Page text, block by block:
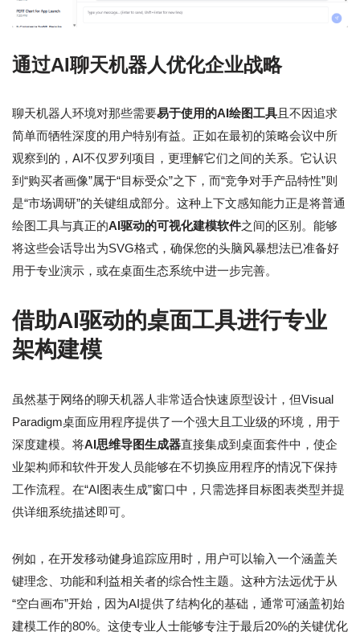
通过AI聊天机器人优化企业战略
聊天机器人环境对那些需要易于使用的AI绘图工具且不因追求
简单而牺牲深度的用户特别有益。正如在最初的策略会议中所
观察到的，AI不仅罗列项目，更理解它们之间的关系。它认识
到“购买者画像”属于“目标受众”之下，而“竞争对手产品特性”则
是“市场调研”的关键组成部分。这种上下文感知能力正是将普通
绘图工具与真正的AI驱动的可视化建模软件之间的区别。能够
将这些会话导出为SVG格式，确保您的头脑风暴想法已准备好
用于专业演示，或在桌面生态系统中进一步完善。
借助AI驱动的桌面工具进行专业
架构建模
虽然基于网络的聊天机器人非常适合快速原型设计，但Visual
Paradigm桌面应用程序提供了一个强大且工业级的环境，用于
深度建模。将AI思维导图生成器直接集成到桌面套件中，使企
业架构师和软件开发人员能够在不切换应用程序的情况下保持
工作流程。在“AI图表生成”窗口中，只需选择目标图表类型并提
供详细系统描述即可。
例如，在开发移动健身追踪应用时，用户可以输入一个涵盖关
键理念、功能和利益相关者的综合性主题。这种方法远优于从
“空白画布”开始，因为AI提供了结构化的基础，通常可涵盖初始
建模工作的80%。这使专业人士能够专注于最后20%的关键优化